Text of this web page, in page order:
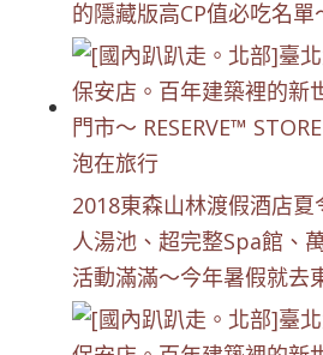
的隱藏版高CP值必吃名單
2018東森山林渡假酒店
人湯池、超完整Spa館、
活動滿滿～今年暑假就去